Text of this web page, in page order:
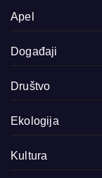
Apel
Događaji
Društvo
Ekologija
Kultura